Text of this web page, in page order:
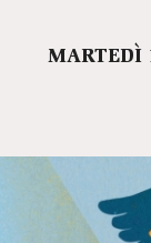
MARTEDÌ